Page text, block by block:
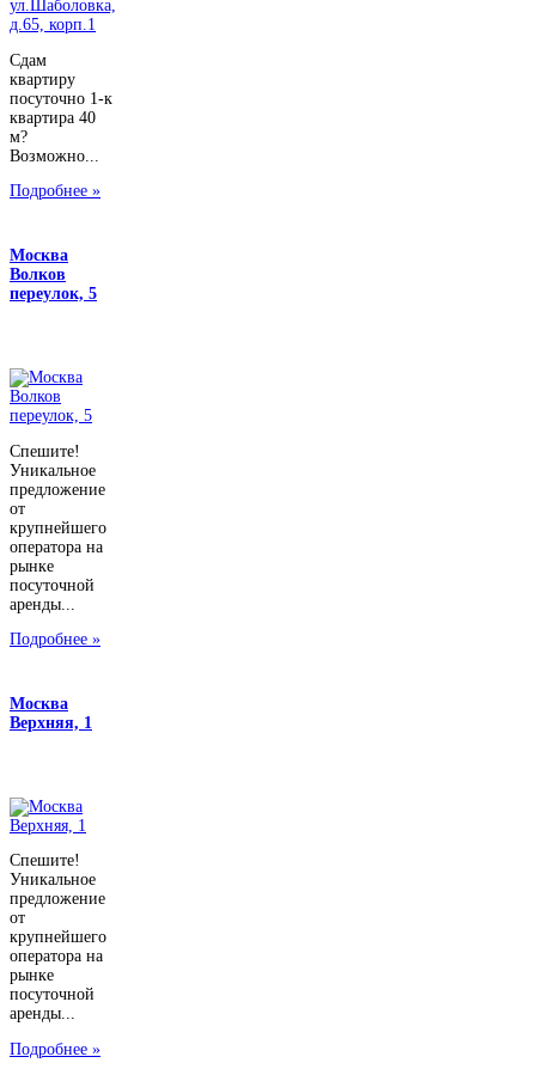
Сдам
квартиру
посуточно 1-к
квартира 40
м?
Возможно...
Подробнее »
Москва
Волков
переулок, 5
Спешите!
Уникальное
предложение
от
крупнейшего
оператора на
рынке
посуточной
аренды...
Подробнее »
Москва
Верхняя, 1
Спешите!
Уникальное
предложение
от
крупнейшего
оператора на
рынке
посуточной
аренды...
Подробнее »